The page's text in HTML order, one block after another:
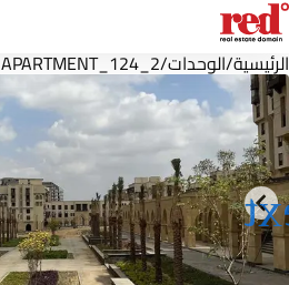
الرئيسية/الوحدات/
APARTMENT_124_2